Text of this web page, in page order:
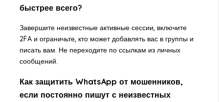
быстрее всего?
Завершите неизвестные активные сессии, включите
2FA и ограничьте, кто может добавлять вас в группы и
писать вам. Не переходите по ссылкам из личных
сообщений.
Как защитить WhatsApp от мошенников,
если постоянно пишут с неизвестных